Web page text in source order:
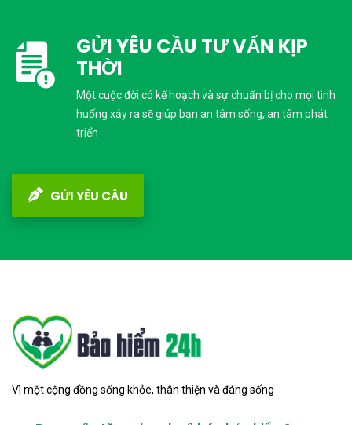
GỬI YÊU CẦU TƯ VẤN KỊP
THỜI
Một cuộc đời có kế hoạch và sự chuẩn bị cho mọi tình
huống xảy ra sẽ giúp bạn an tâm sống, an tâm phát
triển
GỬI YÊU CẦU
Vì một cộng đồng sống khỏe, thân thiện và đáng sống